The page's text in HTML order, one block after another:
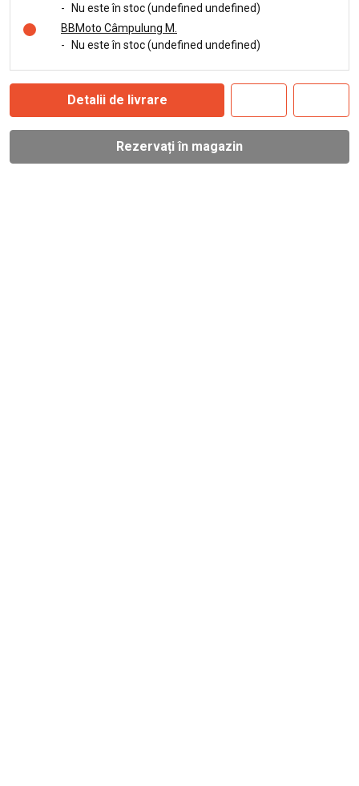
-
Nu este în stoc (undefined undefined)
BBMoto Câmpulung M.
-
Nu este în stoc (undefined undefined)
Detalii de livrare
Rezervați în magazin